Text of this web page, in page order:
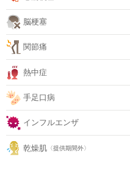
脳梗塞
関節痛
熱中症
手足口病
インフルエンザ
乾燥肌 〈提供期間外〉